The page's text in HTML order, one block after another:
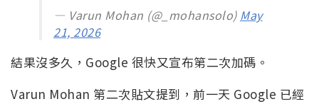
— Varun Mohan (@_mohansolo) May
21, 2026
結果沒多久，Google 很快又宣布第二次加碼。
Varun Mohan 第二次貼文提到，前一天 Google 已經